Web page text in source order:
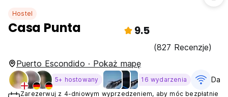
Hostel
Casa Punta 9.5
(827 Recenzje)
Puerto Escondido · Pokaż mapę
5+ hostowany 16 wydarzenia
Zarezerwuj z 4-dniowym wyprzedzeniem, aby móc bezpłatnie